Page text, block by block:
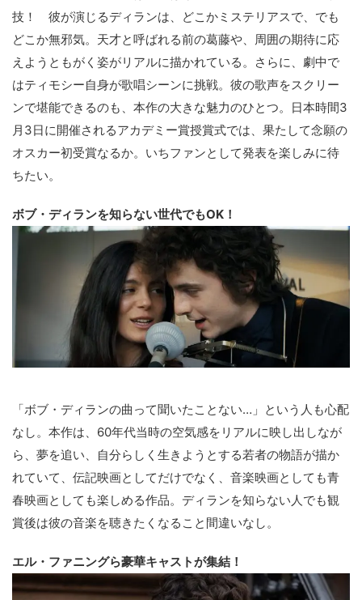
技！ 彼が演じるディランは、どこかミステリアスで、でも
どこか無邪気。天才と呼ばれる前の葛藤や、周囲の期待に応
えようともがく姿がリアルに描かれている。さらに、劇中で
はティモシー自身が歌唱シーンに挑戦。彼の歌声をスクリー
ンで堪能できるのも、本作の大きな魅力のひとつ。日本時間3
月3日に開催されるアカデミー賞授賞式では、果たして念願の
オスカー初受賞なるか。いちファンとして発表を楽しみに待
ちたい。
ボブ・ディランを知らない世代でもOK！
「ボブ・ディランの曲って聞いたことない…」という人も心配
なし。本作は、60年代当時の空気感をリアルに映し出しなが
ら、夢を追い、自分らしく生きようとする若者の物語が描か
れていて、伝記映画としてだけでなく、音楽映画としても青
春映画としても楽しめる作品。ディランを知らない人でも観
賞後は彼の音楽を聴きたくなること間違いなし。
エル・ファニングら豪華キャストが集結！